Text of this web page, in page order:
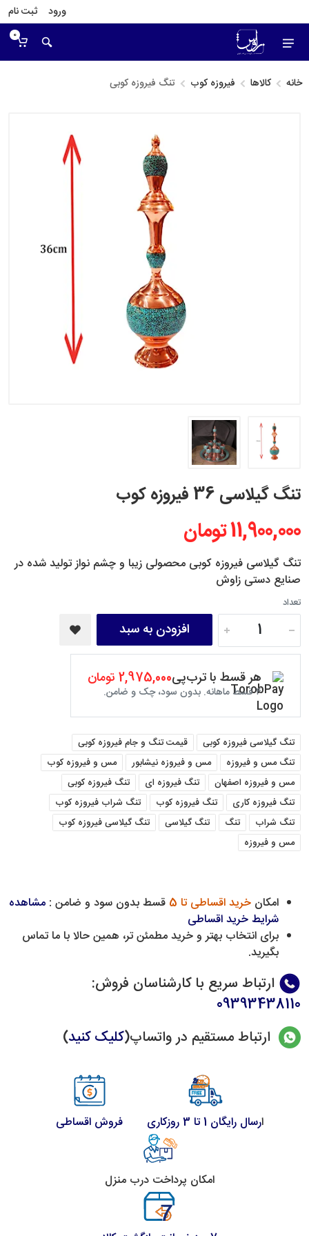
ورود ثبت نام
0
خانه کالاها فیروزه کوب تنگ فیروزه کوبی
تنگ گیلاسی 36 فیروزه کوب
11,900,000 تومان
تنگ گیلاسی فیروزه کوبی محصولی زیبا و چشم نواز تولید شده در
صنایع دستی زاوش
تعداد
افزودن به سبد
هر قسط با ترب‌پی2,975,000 تومان
۴ قسط ماهانه. بدون سود، چک و ضامن.
تنگ گیلاسی فیروزه کوبی
قیمت تنگ و جام فیروزه کوبی
تنگ مس و فیروزه
مس و فیروزه نیشابور
مس و فیروزه کوب
مس و فیروزه اصفهان
تنگ فیروزه ای
تنگ فیروزه کوبی
تنگ فیروزه کاری
تنگ فیروزه کوب
تنگ شراب فیروزه کوب
تنگ شراب
تنگ تنگ گیلاسی
تنگ گیلاسی فیروزه کوب
مس و فیروزه
امکان خرید اقساطی تا 5 قسط بدون سود و ضامن : مشاهده
شرایط خرید اقساطی
برای انتخاب بهتر و خرید مطمئن تر، همین حالا با ما تماس
بگیرید.
ارتباط سریع با کارشناسان فروش:
09393438110
ارتباط مستقیم در واتساپ(کلیک کنید)
ارسال رایگان 1 تا 3 روزکاری فروش اقساطی
امکان پرداخت درب منزل